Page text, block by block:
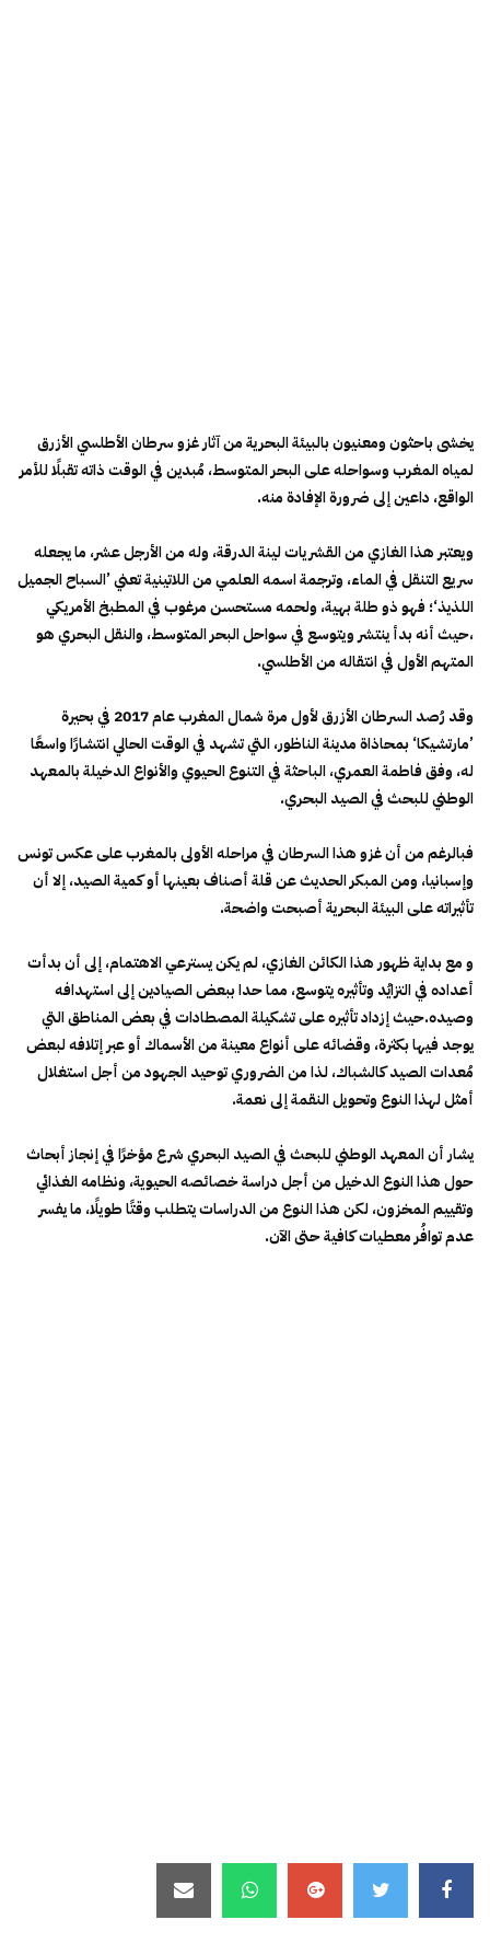
يخشى باحثون ومعنيون بالبيئة البحرية من آثار غزو سرطان الأطلسي الأزرق
لمياه المغرب وسواحله على البحر المتوسط، مُبدين في الوقت ذاته تقبلًا للأمر
الواقع، داعين إلى ضرورة الإفادة منه.
ويعتبر هذا الغازي من القشريات لينة الدرقة، وله من الأرجل عشر، ما يجعله
سريع التنقل في الماء، وترجمة اسمه العلمي من اللاتينية تعني ’السباح الجميل
اللذيذ‘؛ فهو ذو طلة بهية، ولحمه مستحسن مرغوب في المطبخ الأمريكي
،حيث أنه بدأ ينتشر ويتوسع في سواحل البحر المتوسط، والنقل البحري هو
المتهم الأول في انتقاله من الأطلسي.
وقد رُصد السرطان الأزرق لأول مرة شمال المغرب عام 2017 في بحيرة
’مارتشيكا‘ بمحاذاة مدينة الناظور، التي تشهد في الوقت الحالي انتشارًا واسعًا
له، وفق فاطمة العمري، الباحثة في التنوع الحيوي والأنواع الدخيلة بالمعهد
الوطني للبحث في الصيد البحري.
فبالرغم من أن غزو هذا السرطان في مراحله الأولى بالمغرب على عكس تونس
وإسبانيا، ومن المبكر الحديث عن قلة أصناف بعينها أو كمية الصيد، إلا أن
تأثيراته على البيئة البحرية أصبحت واضحة.
و مع بداية ظهور هذا الكائن الغازي، لم يكن يسترعي الاهتمام، إلى أن بدأت
أعداده في التزايُد وتأثيره يتوسع، مما حدا ببعض الصيادين إلى استهدافه
وصيده.حيث إزداد تأثيره على تشكيلة المصطادات في بعض المناطق التي
يوجد فيها بكثرة، وقضائه على أنواع معينة من الأسماك أو عبر إتلافه لبعض
مُعدات الصيد كالشباك، لذا من الضروري توحيد الجهود من أجل استغلال
أمثل لهذا النوع وتحويل النقمة إلى نعمة.
يشار أن المعهد الوطني للبحث في الصيد البحري شرع مؤخرًا في إنجاز أبحاث
حول هذا النوع الدخيل من أجل دراسة خصائصه الحيوية، ونظامه الغذائي
وتقييم المخزون، لكن هذا النوع من الدراسات يتطلب وقتًا طويلًا، ما يفسر
عدم توافُر معطيات كافية حتى الآن.